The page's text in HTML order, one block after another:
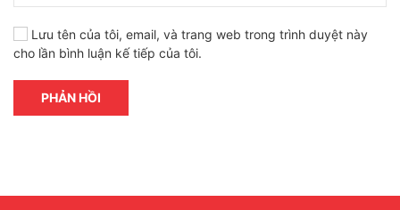
Lưu tên của tôi, email, và trang web trong trình duyệt này
cho lần bình luận kế tiếp của tôi.
PHẢN HỒI